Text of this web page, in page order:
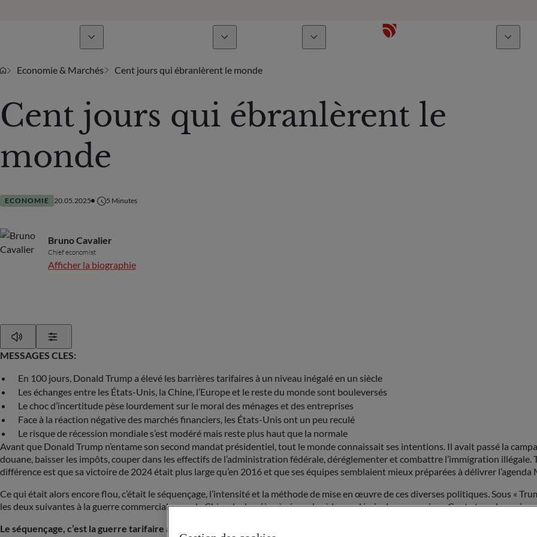
Economie & Marchés Cent jours qui ébranlèrent le monde
Cent jours qui ébranlèrent le
monde
ECONOMIE 20.05.2025 5 Minutes
Bruno Cavalier
Chief economist
Afficher la biographie
MESSAGES CLES:
En 100 jours, Donald Trump a élevé les barrières tarifaires à un niveau inégalé en un siècle
Les échanges entre les États-Unis, la Chine, l’Europe et le reste du monde sont bouleversés
Le choc d’incertitude pèse lourdement sur le moral des ménages et des entreprises
Face à la réaction négative des marchés financiers, les États-Unis ont un peu reculé
Le risque de récession mondiale s’est modéré mais reste plus haut que la normale
Avant que Donald Trump n’entame son second mandat présidentiel, tout le monde connaissait ses intentions. Il avait passé la
douane, baisser les impôts, couper dans les effectifs de l’administration fédérale, déréglementer et combattre l’immigration
différence est que sa victoire de 2024 était plus large qu’en 2016 et que ses équipes semblaient mieux préparées à délivrer
Ce qui était alors encore flou, c’était le séquençage, l’intensité et la méthode de mise en œuvre de ces diverses politiques. Sous «
les deux suivantes à la guerre commerciale avec la Chine, la dernière à répondre à la pandémie de coronavirus. Cent et quelques
Le séquençage, c’est la guerre tarifaire avant toute chose